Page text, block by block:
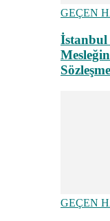
GEÇEN
İstanbul
GEÇEN